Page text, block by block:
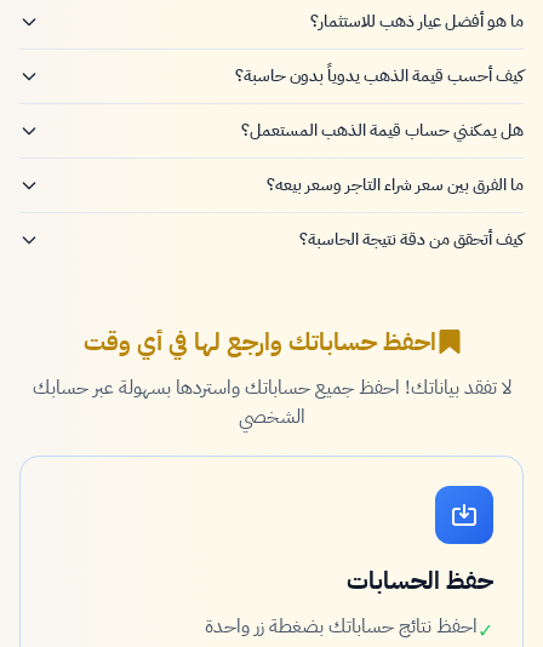
ما هو أفضل عيار ذهب للاستثمار؟
كيف أحسب قيمة الذهب يدوياً بدون حاسبة؟
هل يمكنني حساب قيمة الذهب المستعمل؟
ما الفرق بين سعر شراء التاجر وسعر بيعه؟
كيف أتحقق من دقة نتيجة الحاسبة؟
احفظ حساباتك وارجع لها في أي وقت
لا تفقد بياناتك! احفظ جميع حساباتك واستردها بسهولة عبر حسابك
الشخصي
حفظ الحسابات
✓احفظ نتائج حساباتك بضغطة زر واحدة